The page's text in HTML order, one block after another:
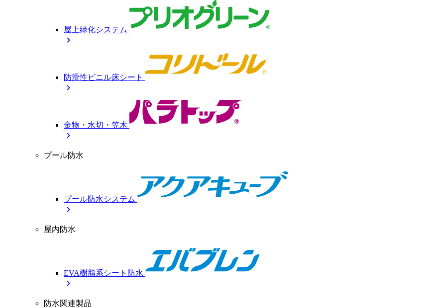
屋上緑化システム
chevron_right
防滑性ビニル床シート
chevron_right
金物・水切・笠木
chevron_right
プール防水
プール防水システム
chevron_right
屋内防水
EVA樹脂系シート防水
chevron_right
防水関連製品